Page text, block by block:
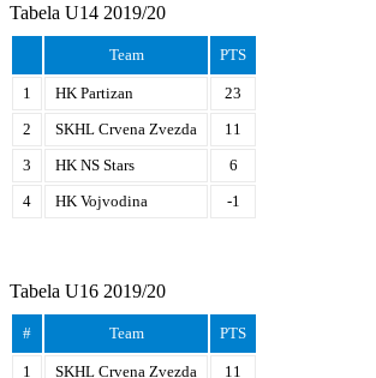
Tabela U14 2019/20
Team PTS
1 HK Partizan
23
2
SKHL Crvena Zvezda
11
3
HK NS Stars
6
4
HK Vojvodina -1
Tabela U16 2019/20
# Team PTS
1 SKHL Crvena Zvezda
11